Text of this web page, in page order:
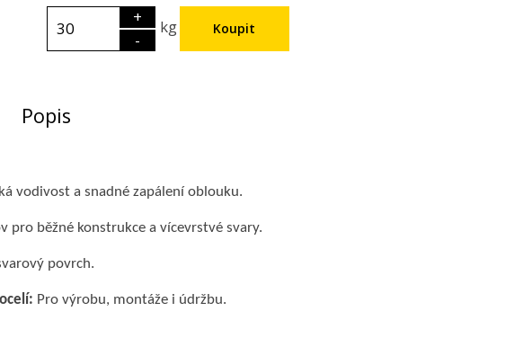
+
-
kg
Popis
vodivost a snadné zapálení oblouku.
pro běžné konstrukce a vícevrstvé svary.
povrch.
Pro výrobu, montáže i údržbu.